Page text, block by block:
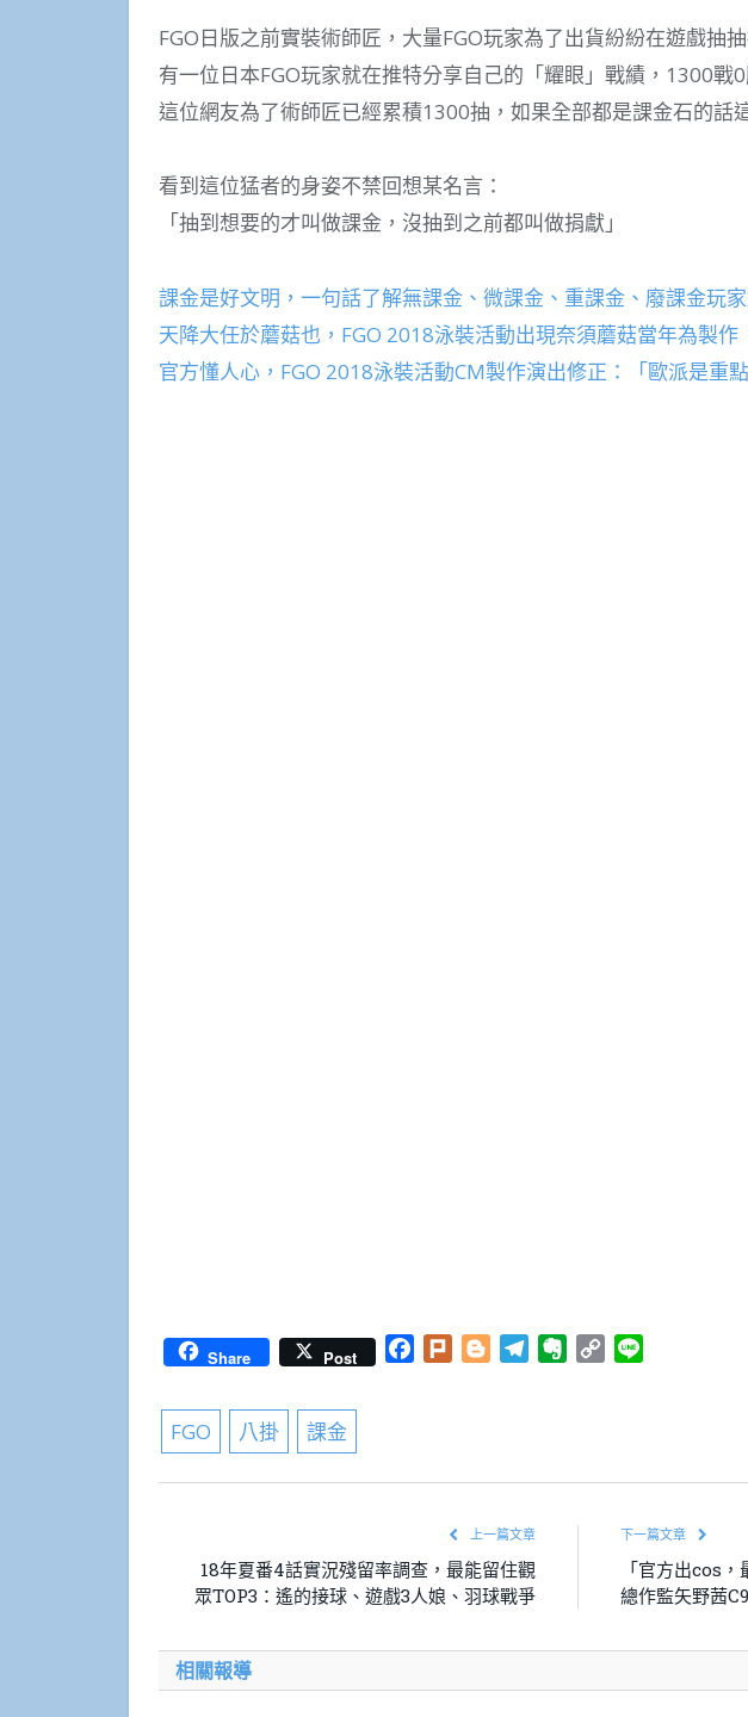
FGO日版之前實裝術師匠，大量FGO玩家為了出貨紛紛在遊戲抽
有一位日本FGO玩家就在推特分享自己的「耀眼」戰績，1300戰
這位網友為了術師匠已經累積1300抽，如果全部都是課金石的話
看到這位猛者的身姿不禁回想某名言：
「抽到想要的才叫做課金，沒抽到之前都叫做捐獻」
課金是好文明，一句話了解無課金、微課金、重課金、廢課金玩
天降大任於蘑菇也，FGO 2018泳裝活動出現奈須蘑菇當年為製
官方懂人心，FGO 2018泳裝活動CM製作演出修正：「歐派是重點
Share Post Facebook
Plurk BloggerTelegramEvernote
Copy
FGO 八掛 課金
上一篇文章
18年夏番4話實況殘留率調查，最能留住觀
眾TOP3：遙的接球、遊戲3人娘、羽球戰爭
下一篇文章
「官方出cos
總作監矢野茜
相關報導